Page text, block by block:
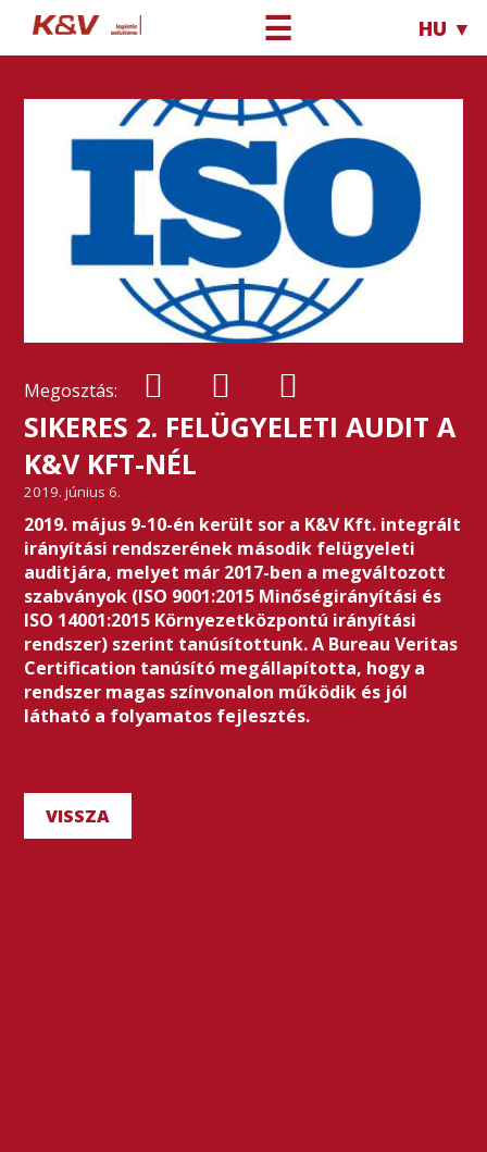
☰ HU ▼
Megosztás:
SIKERES 2. FELÜGYELETI AUDIT A
K&V KFT-NÉL
2019. június 6.
2019. május 9-10-én került sor a K&V Kft. integrált
irányítási rendszerének második felügyeleti
auditjára, melyet már 2017-ben a megváltozott
szabványok (ISO 9001:2015 Minőségirányítási és
ISO 14001:2015 Környezetközpontú irányítási
rendszer) szerint tanúsítottunk. A Bureau Veritas
Certification tanúsító megállapította, hogy a
rendszer magas színvonalon működik és jól
látható a folyamatos fejlesztés.
VISSZA